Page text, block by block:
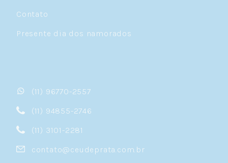
Contato
Presente dia dos namorados
(11) 96770-2557
(11) 94855-2746
(11) 3101-2281
contato@ceudeprata.com.br